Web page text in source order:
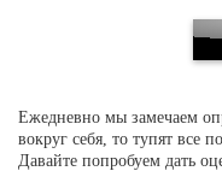
Ежедневно мы замечаем
вокруг себя, то тупят все
Давайте попробуем дать